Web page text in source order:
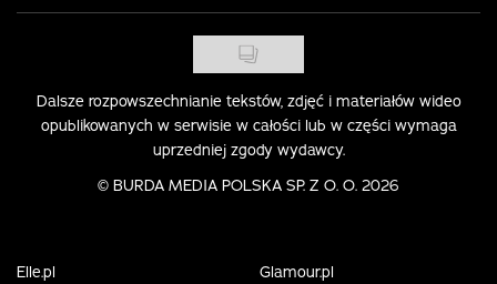
Dalsze rozpowszechnianie tekstów, zdjęć i materiałów wideo
opublikowanych w serwisie w całości lub w części wymaga
uprzedniej zgody wydawcy.
© BURDA MEDIA POLSKA SP. Z O. O. 2026
Elle.pl
Glamour.pl